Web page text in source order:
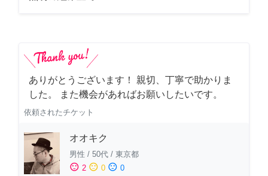
ありがとうございます！ 親切、丁寧で助かりま
した。 また機会があればお願いしたいです。
依頼されたチケット
オオキク
男性 / 50代 / 東京都
sentiment_satisfied 2 sentiment_neutral 0 sentiment_dissatisfied 0